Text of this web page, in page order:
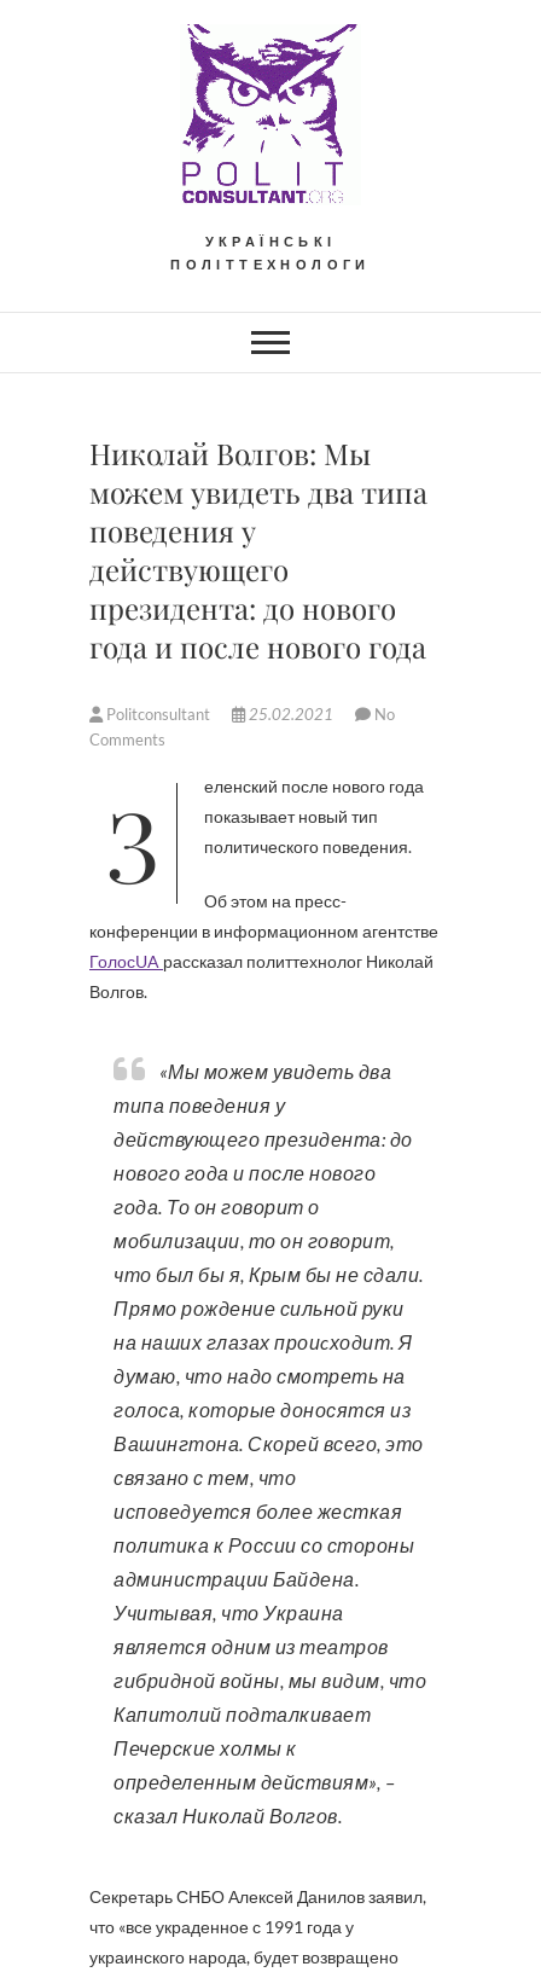
УКРАЇНСЬКІ
ПОЛІТТЕХНОЛОГИ
Николай Волгов: Мы
можем увидеть два типа
поведения у
действующего
президента: до нового
года и после нового года
Politconsultant 25.02.2021
No
Comments
Зеленский после нового года
показывает новый тип
политического поведения.
Об этом на пресс-
конференции в информационном агентстве
ГолосUA рассказал политтехнолог Николай
Волгов.
«Мы можем увидеть два
типа поведения у
действующего президента: до
нового года и после нового
года. То он говорит о
мобилизации, то он говорит,
что был бы я, Крым бы не сдали.
Прямо рождение сильной руки
на наших глазах проиcходит. Я
думаю, что надо смотреть на
голоса, которые доносятся из
Вашингтона. Скорей всего, это
связано с тем, что
исповедуется более жесткая
политика к России со стороны
администрации Байдена.
Учитывая, что Украина
является одним из театров
гибридной войны, мы видим, что
Капитолий подталкивает
Печерские холмы к
определенным действиям», –
сказал Николай Волгов.
Секретарь СНБО Алексей Данилов заявил,
что «все украденное с 1991 года у
украинского народа, будет возвращено